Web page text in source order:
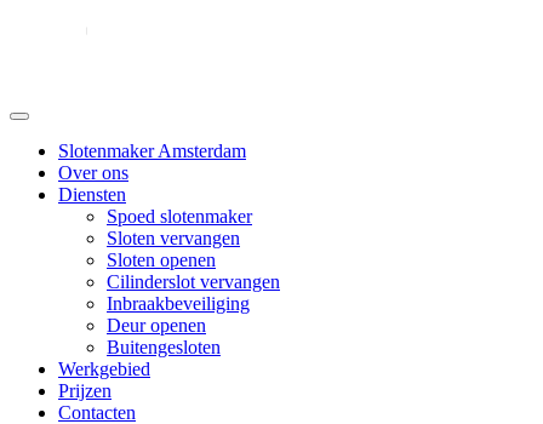
Slotenmaker Amsterdam
Over ons
Diensten
Spoed slotenmaker
Sloten vervangen
Sloten openen
Cilinderslot vervangen
Inbraakbeveiliging
Deur openen
Buitengesloten
Werkgebied
Prijzen
Contacten